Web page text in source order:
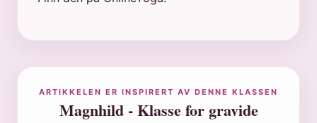
ARTIKKELEN ER INSPIRERT AV DENNE KLASSEN
Magnhild - Klasse for gravide